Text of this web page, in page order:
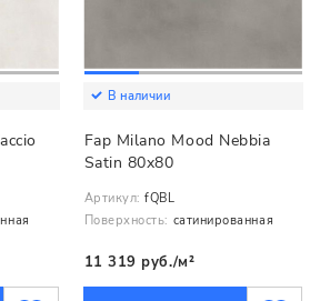
В наличии
Fap Milano Mood Nebbia
Satin 80x80
Артикул: fQBL
Поверхность: сатинированная
11 319 руб./м²